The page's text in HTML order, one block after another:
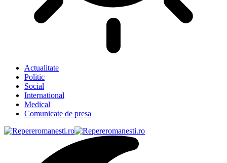
Actualitate
Politic
Social
International
Medical
Comunicate de presa